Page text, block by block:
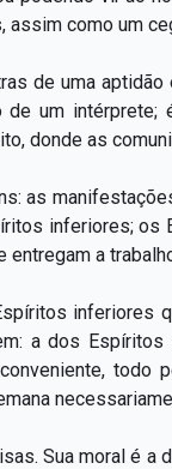
como um
de uma
um
donde as
as
inferiores; os
a
inferiores
a dos
todo
Sua moral é a